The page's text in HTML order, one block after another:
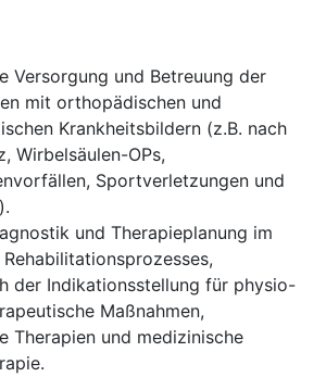
Versorgung und Betreuung der
mit orthopädischen und
Krankheitsbildern (z.B. nach
Wirbelsäulen-OPs,
Sportverletzungen und
und Therapieplanung im
Rehabilitationsprozesses,
der Indikationsstellung für physio-
Maßnahmen,
Therapien und medizinische